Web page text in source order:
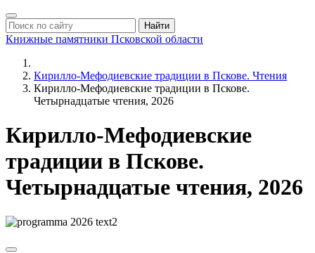
Найти
Книжные памятники Псковской области
Кирилло-Мефодиевские традиции в Пскове. Чтения
Кирилло-Мефодиевские традиции в Пскове.
Четырнадцатые чтения, 2026
Кирилло-Мефодиевские
традиции в Пскове.
Четырнадцатые чтения, 2026